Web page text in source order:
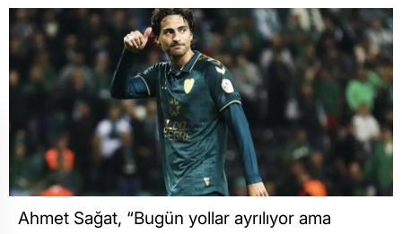
Ahmet Sağat, “Bugün yollar ayrılıyor ama